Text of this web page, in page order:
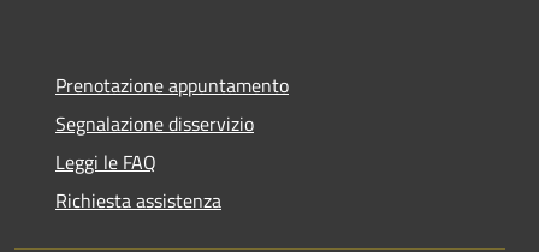
Prenotazione appuntamento
Segnalazione disservizio
Leggi le FAQ
Richiesta assistenza